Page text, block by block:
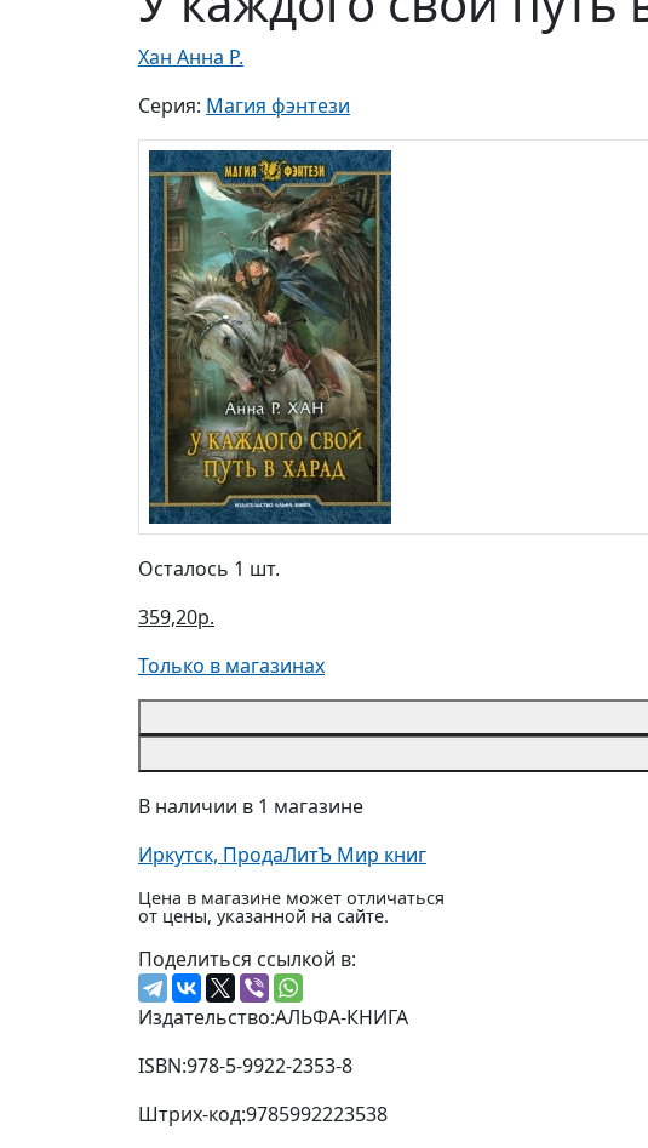
Хан Анна Р.
Серия: Магия фэнтези
Осталось 1 шт.
359,20р.
Только в магазинах
В наличии в 1 магазине
Иркутск, ПродаЛитЪ Мир книг
Цена в магазине может отличаться
от цены, указанной на сайте.
Поделиться ссылкой в:
Издательство:АЛЬФА-КНИГА
ISBN:978-5-9922-2353-8
Штрих-код:9785992223538